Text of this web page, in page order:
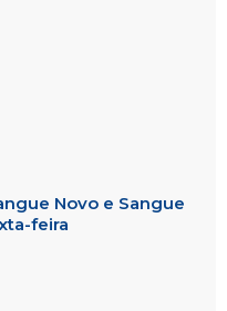
Novo e Sangue
feira